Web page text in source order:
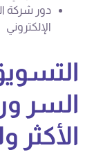
دور شركة
الإلكتروني
السر
الأكثر